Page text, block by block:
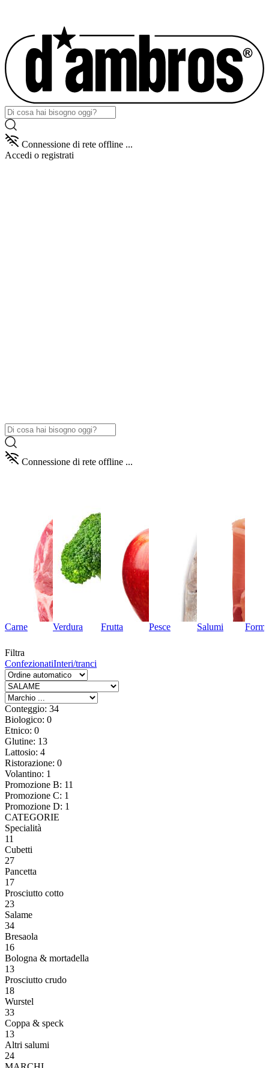
Connessione di rete offline ...
Accedi o registrati
Connessione di rete offline ...
Carne Verdura Frutta Pesce Salumi
Filtra
ConfezionatiInteri/tranci
Conteggio: 34
Biologico: 0
Etnico: 0
Glutine: 13
Lattosio: 4
Ristorazione: 0
Volantino: 1
Promozione B: 11
Promozione C: 1
Promozione D: 1
CATEGORIE
Specialità
11
Cubetti
27
Pancetta
17
Prosciutto cotto
23
Salame
34
Bresaola
16
Bologna & mortadella
13
Prosciutto crudo
18
Wurstel
33
Coppa & speck
13
Altri salumi
24